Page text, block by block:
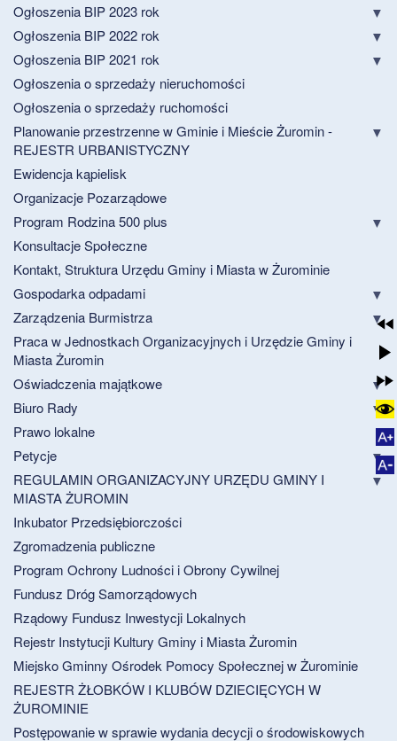
Ogłoszenia BIP 2023 rok
Ogłoszenia BIP 2022 rok
Ogłoszenia BIP 2021 rok
Ogłoszenia o sprzedaży nieruchomości
Ogłoszenia o sprzedaży ruchomości
Planowanie przestrzenne w Gminie i Mieście Żuromin -
REJESTR URBANISTYCZNY
Ewidencja kąpielisk
Organizacje Pozarządowe
Program Rodzina 500 plus
Konsultacje Społeczne
Kontakt, Struktura Urzędu Gminy i Miasta w Żurominie
Gospodarka odpadami
Zarządzenia Burmistrza
Praca w Jednostkach Organizacyjnych i Urzędzie Gminy i
Miasta Żuromin
Oświadczenia majątkowe
Biuro Rady
Prawo lokalne
Petycje
REGULAMIN ORGANIZACYJNY URZĘDU GMINY I
MIASTA ŻUROMIN
Inkubator Przedsiębiorczości
Zgromadzenia publiczne
Program Ochrony Ludności i Obrony Cywilnej
Fundusz Dróg Samorządowych
Rządowy Fundusz Inwestycji Lokalnych
Rejestr Instytucji Kultury Gminy i Miasta Żuromin
Miejsko Gminny Ośrodek Pomocy Społecznej w Żurominie
REJESTR ŻŁOBKÓW I KLUBÓW DZIECIĘCYCH W
ŻUROMINIE
Postępowanie w sprawie wydania decycji o środowiskowych